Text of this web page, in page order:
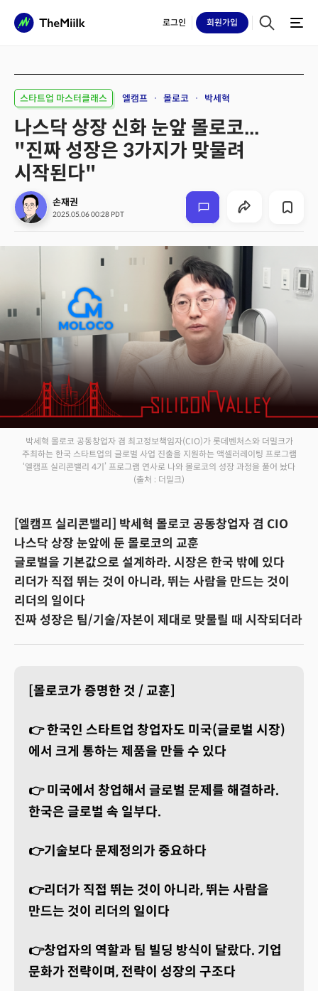
로그인 회원가입
스타트업 마스터클래스 엘캠프 몰로코 박세혁
나스닥 상장 신화 눈앞 몰로코...
"진짜 성장은 3가지가 맞물려
시작된다"
손재권
2025.05.06 00:28 PDT
박세혁 몰로코 공동창업자 겸 최고정보책임자(CIO)가 롯데벤처스와 더밀크가
주최하는 한국 스타트업의 글로벌 사업 진출을 지원하는 액셀러레이팅 프로그램
‘엘캠프 실리콘밸리 4기’ 프로그램 연사로 나와 몰로코의 성장 과정을 풀어 놨다
(출처 : 더밀크)
[엘캠프 실리콘밸리] 박세혁 몰로코 공동창업자 겸 CIO
나스닥 상장 눈앞에 둔 몰로코의 교훈
글로벌을 기본값으로 설계하라. 시장은 한국 밖에 있다
리더가 직접 뛰는 것이 아니라, 뛰는 사람을 만드는 것이
리더의 일이다
진짜 성장은 팀/기술/자본이 제대로 맞물릴 때 시작되더라
[몰로코가 증명한 것 / 교훈]
👉 한국인 스타트업 창업자도 미국(글로벌 시장)
에서 크게 통하는 제품을 만들 수 있다
👉 미국에서 창업해서 글로벌 문제를 해결하라.
한국은 글로벌 속 일부다.
👉기술보다 문제정의가 중요하다
👉리더가 직접 뛰는 것이 아니라, 뛰는 사람을
만드는 것이 리더의 일이다
👉창업자의 역할과 팀 빌딩 방식이 달랐다. 기업
문화가 전략이며, 전략이 성장의 구조다